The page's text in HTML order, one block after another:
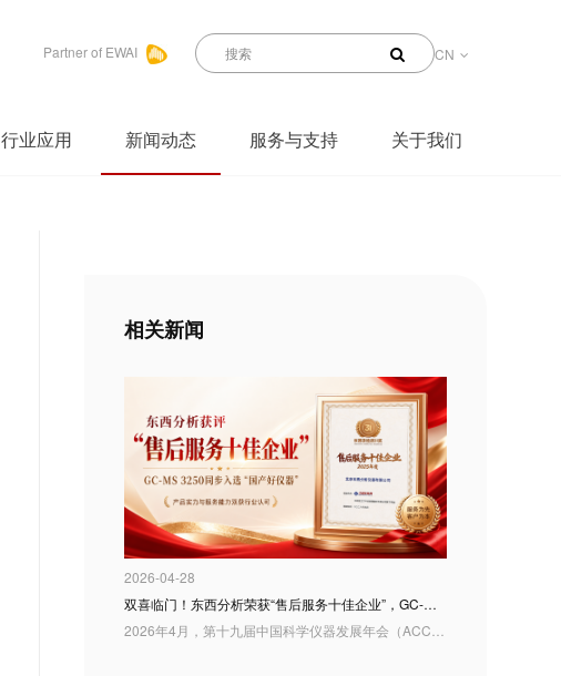
Partner of EWAI CN
行业应用 新闻动态 服务与支持 关于我们
相关新闻
2026-04-28
双喜临门！东西分析荣获“售后服务十佳企业”，GC-MS 3250入选“国产好仪器”